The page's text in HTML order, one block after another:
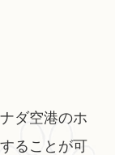
ダ空港のホ
ることが可